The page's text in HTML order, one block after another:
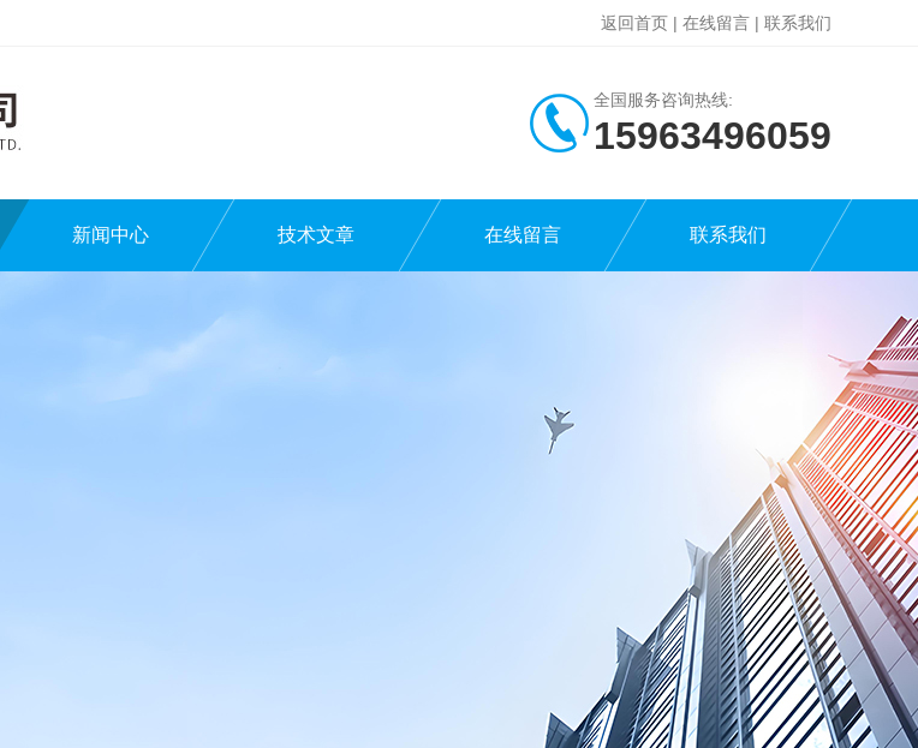
返回首页 | 在线留言 | 联系我们
全国服务咨询热线:
15963496059
新闻中心 技术文章 在线留言 联系我们